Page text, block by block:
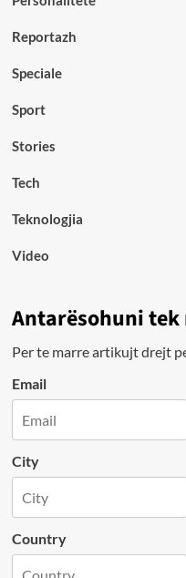
Reportazh
Speciale
Sport
Stories
Tech
Teknologjia
Video
Antarësohuni tek
Per te marre artikujt drejt
Email
City
Country